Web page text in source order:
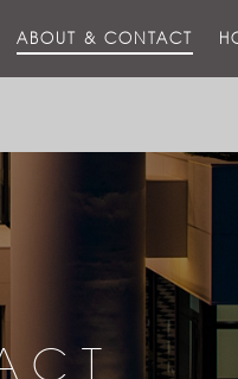
ABOUT & CONTACT